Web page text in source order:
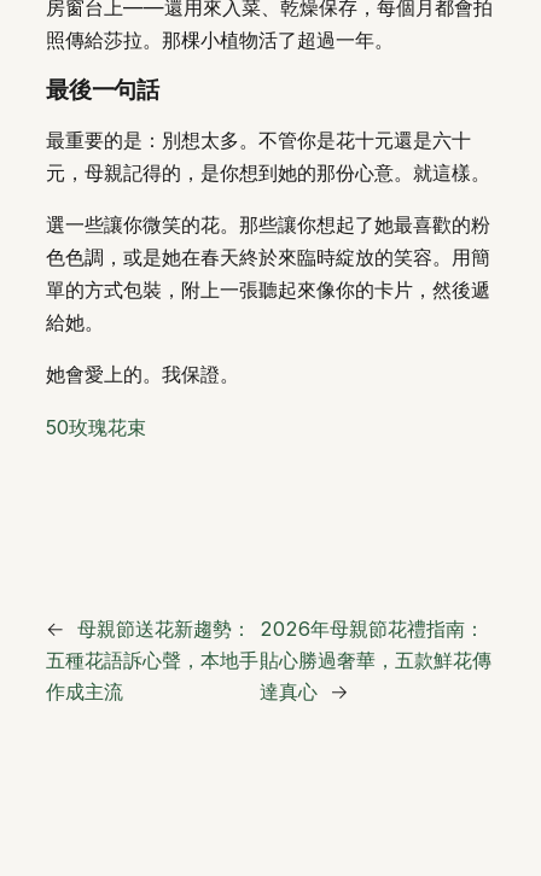
房窗台上——還用來入菜、乾燥保存，每個月都會拍
照傳給莎拉。那棵小植物活了超過一年。
最後一句話
最重要的是：別想太多。不管你是花十元還是六十
元，母親記得的，是你想到她的那份心意。就這樣。
選一些讓你微笑的花。那些讓你想起了她最喜歡的粉
色色調，或是她在春天終於來臨時綻放的笑容。用簡
單的方式包裝，附上一張聽起來像你的卡片，然後遞
給她。
她會愛上的。我保證。
50玫瑰花束
← 母親節送花新趨勢：
五種花語訴心聲，本地手
作成主流
2026年母親節花禮指南：
貼心勝過奢華，五款鮮花傳
達真心
→